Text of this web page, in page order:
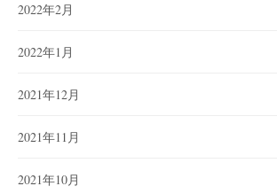
2022年2月
2022年1月
2021年12月
2021年11月
2021年10月